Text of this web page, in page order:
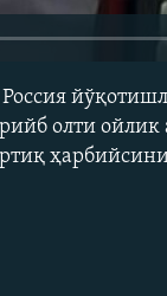
олти